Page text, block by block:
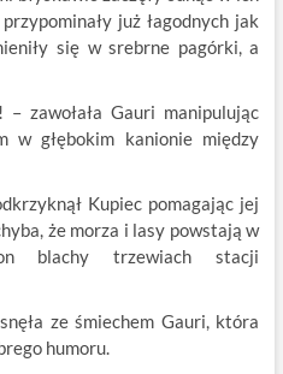
już łagodnych jak
się w srebrne pagórki, a
zawołała Gauri manipulując
w głębokim kanionie między
Kupiec pomagając jej
że morza i lasy powstają w
blachy trzewiach stacji
ze śmiechem Gauri, która
humoru.